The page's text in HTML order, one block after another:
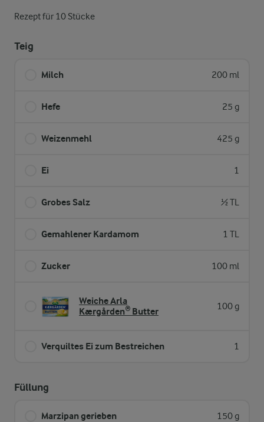
Rezept für 10 Stücke
Teig
Milch 200 ml
Hefe 25 g
Weizenmehl 425 g
Ei 1
Grobes Salz ½ TL
Gemahlener Kardamom 1 TL
Zucker 100 ml
Weiche Arla
Kærgården® Butter
100 g
Verquiltes Ei zum Bestreichen 1
Füllung
Marzipan gerieben 150 g